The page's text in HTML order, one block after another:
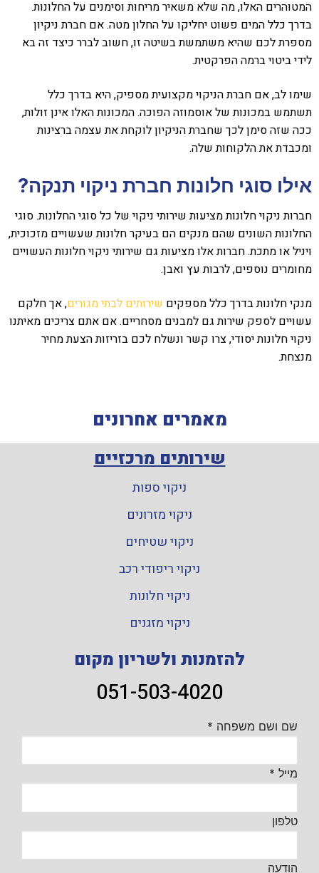
המטוהרים האלו, מה שלא משאיר מריחות וסימנים על החלונות.
בדרך כלל המים פשוט יחליקו על החלון מטה. אם חברת ניקיון
מספרת לכם שהיא משתמשת בשיטה זו, חשוב לברר כיצד זה בא
לידי ביטוי ברמה הפרקטית.
שימו לב, אם חברת הניקוי מקצועית מספיק, היא בדרך כלל
תשתמש במכונות של אוסמוזה הפוכה. המכונות האלו אינן זולות,
ככה שזה סימן לכך שחברת הניקיון לוקחת את עצמה ברצינות
ומכבדת את הלקוחות שלה.
אילו סוגי חלונות חברת ניקוי תנקה?
חברות ניקוי חלונות מציעות שירותי ניקוי של כל סוגי החלונות. סוגי
החלונות השונים שהם מנקים הם בעיקר חלונות שעשויים מזכוכית,
ויניל או מתכת. חברות אלו מציעות גם שירותי ניקוי חלונות העשויים
מחומרים נוספים, לרבות עץ ואבן.
מנקי חלונות בדרך כלל מספקים שירותים לבתי מגורים, אך חלקם
עשויים לספק שירות גם למבנים מסחריים. אם אתם צריכים מאיתנו
ניקוי חלונות יסודי, צרו קשר ונשלח לכם בזריזות הצעת מחיר
מנצחת.
מאמרים אחרונים
שירותים מרכזיים
ניקוי ספות
ניקוי מזרונים
ניקוי שטיחים
ניקוי ריפודי רכב
ניקוי חלונות
ניקוי מזגנים
להזמנות ולשריון מקום
051-503-4020
שם ושם משפחה *
מייל *
טלפון
הודעה